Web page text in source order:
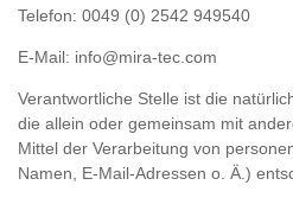
Telefon: 0049 (0) 2542 949540
E-Mail: info@mira-tec.com
Verantwortliche Stelle ist die
die allein oder gemeinsam mit
Mittel der Verarbeitung von
Namen, E-Mail-Adressen o. Ä.)